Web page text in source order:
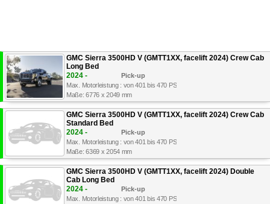
GMC Sierra 3500HD V (GMTT1XX, facelift 2024) Crew Cab
Long Bed
2024 -
Pick-up
Max. Motorleistung : von 401 bis 470 PS
Maße: 6776 x 2049 mm
GMC Sierra 3500HD V (GMTT1XX, facelift 2024) Crew Cab
Standard Bed
2024 -
Pick-up
Max. Motorleistung : von 401 bis 470 PS
Maße: 6369 x 2054 mm
GMC Sierra 3500HD V (GMTT1XX, facelift 2024) Double
Cab Long Bed
2024 -
Pick-up
Max. Motorleistung : von 401 bis 470 PS